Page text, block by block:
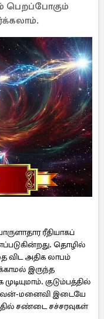
பெறப்போகும்
ரீதியாகப்
தொழில்
விட அதிக லாபம்
இருந்த
குடும்பத்தில்
மனைவி இடையே
சண்டை சச்சரவுகள்